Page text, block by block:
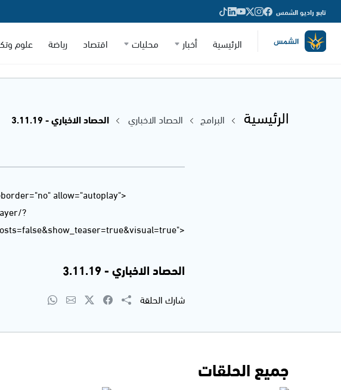
تابع راديو الشمس
الرئيسية أخبار محليات اقتصاد رياضة علوم
الرئيسية البرامج الحصاد الاخباري
الحصاد الاخباري - 3.11.19
allow="autoplay"
?
الحصاد الاخباري - 3.11.19
شارك الحلقة
جميع الحلقات